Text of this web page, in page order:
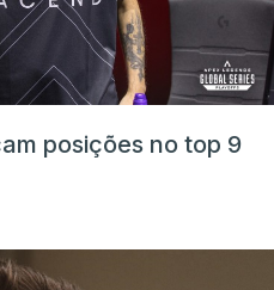
posições no top 9